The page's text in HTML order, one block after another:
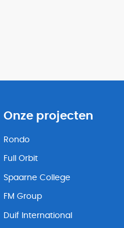
Onze projecten
Rondo
Full Orbit
Spaarne College
FM Group
Duif International